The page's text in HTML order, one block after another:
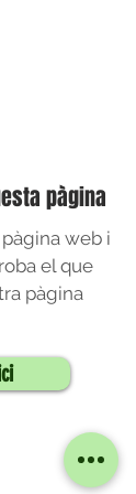
pàgina
web i
el que
pàgina